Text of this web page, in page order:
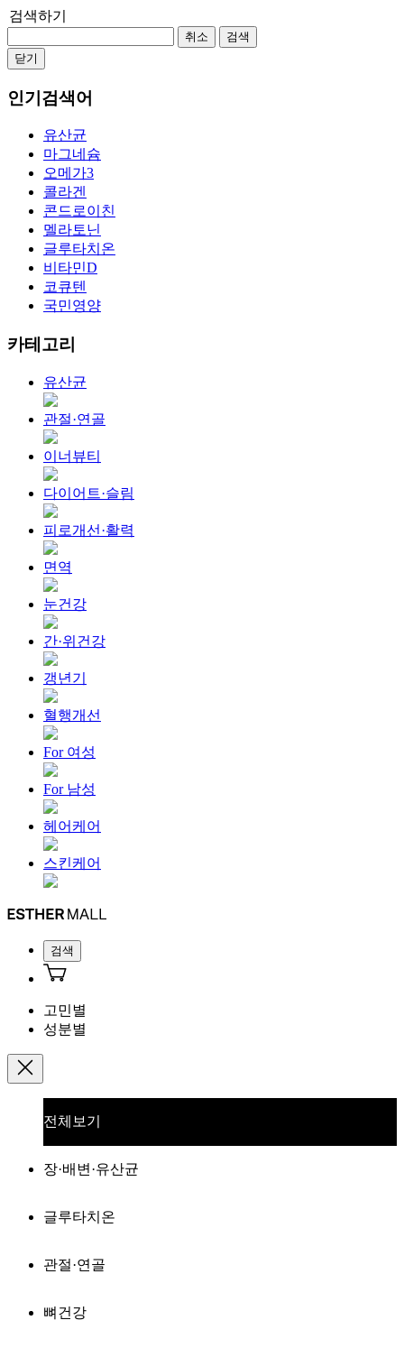
검색하기
취소
검색
닫기
인기검색어
유산균
마그네슘
오메가3
콜라겐
콘드로이친
멜라토닌
글루타치온
비타민D
코큐텐
국민영양
카테고리
유산균
관절·연골
이너뷰티
다이어트·슬림
피로개선·활력
면역
눈건강
간·위건강
갱년기
혈행개선
For 여성
For 남성
헤어케어
스킨케어
검색
고민별
성분별
전체보기
장·배변·유산균
글루타치온
관절·연골
뼈건강